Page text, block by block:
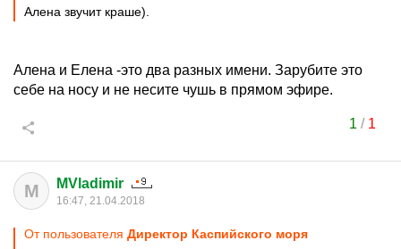
Алена звучит краше).
Алена и Елена -это два разных имени. Зарубите это
себе на носу и не несите чушь в прямом эфире.
1 / 1
M MVladimir
16:47, 21.04.2018
От пользователя Директор Каспийского моря